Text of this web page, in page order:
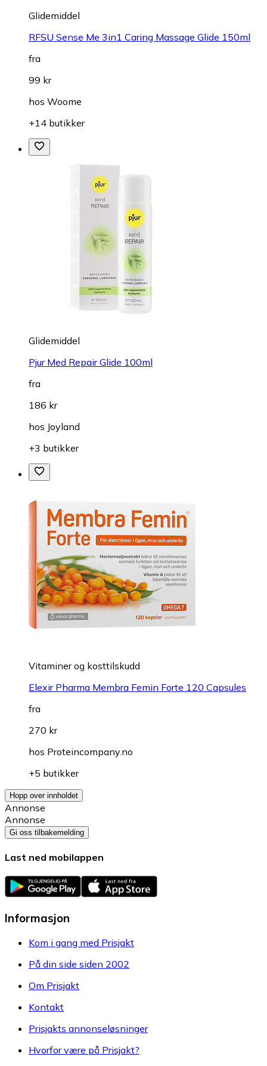
Glidemiddel
RFSU Sense Me 3in1 Caring Massage Glide 150ml
fra
99 kr
hos Woome
+14 butikker
Glidemiddel
Pjur Med Repair Glide 100ml
fra
186 kr
hos Joyland
+3 butikker
Vitaminer og kosttilskudd
Elexir Pharma Membra Femin Forte 120 Capsules
fra
270 kr
hos Proteincompany.no
+5 butikker
Hopp over innholdet
Annonse
Annonse
Gi oss tilbakemelding
Last ned mobilappen
Informasjon
Kom i gang med Prisjakt
På din side siden 2002
Om Prisjakt
Kontakt
Prisjakts annonseløsninger
Hvorfor være på Prisjakt?